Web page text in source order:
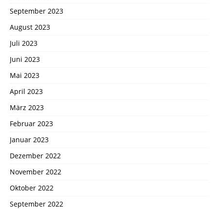
September 2023
August 2023
Juli 2023
Juni 2023
Mai 2023
April 2023
März 2023
Februar 2023
Januar 2023
Dezember 2022
November 2022
Oktober 2022
September 2022